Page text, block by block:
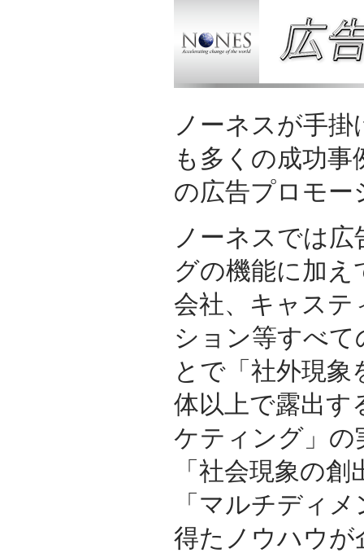
ノーネスが手
も多くの成功
の広告プロモー
ノーネスでは
グの機能に加え
会社、キャステ
ション等すべ
とで「社外現
体以上で露出す
ケティング」の
「社会現象の
「マルチディ
得たノウハウが